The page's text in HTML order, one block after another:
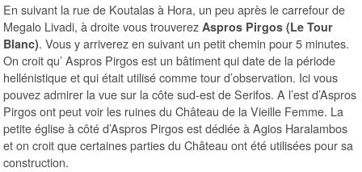
En suivant la rue de Koutalas à Hora, un peu après le carrefour de
Megalo Livadi, à droite vous trouverezAspros Pirgos (Le Tour
Blanc). Vous y arriverez en suivant un petit chemin pour 5 minutes.
On croit qu’ Aspros Pirgos est un bâtiment qui date de la période
hellénistique et qui était utilisé comme tour d’observation. Ici vous
pouvez admirer la vue sur la côte sud-est de Serifos. A l’est d’Aspros
Pirgos ont peut voir les ruines du Château de la Vieille Femme. La
petite église à côté d’Aspros Pirgos est dédiée à Agios Haralambos
et on croit que certaines parties du Château ont été utilisées pour sa
construction.